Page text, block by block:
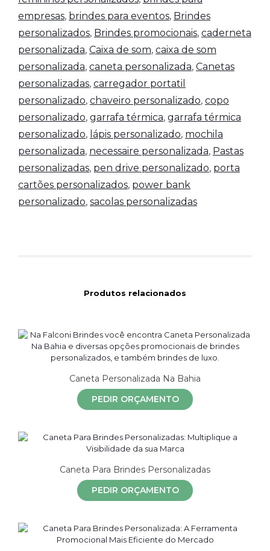
empresas, brindes para eventos, Brindes
personalizados, Brindes promocionais, caderneta
personalizada, Caixa de som, caixa de som
personalizada, caneta personalizada, Canetas
personalizadas, carregador portatil
personalizado, chaveiro personalizado, copo
personalizado, garrafa térmica, garrafa térmica
personalizado, lápis personalizado, mochila
personalizada, necessaire personalizada, Pastas
personalizadas, pen drive personalizado, porta
cartões personalizados, power bank
personalizado, sacolas personalizadas
Produtos relacionados
Caneta Personalizada Na Bahia
PEDIR ORÇAMENTO
Caneta Para Brindes Personalizadas
PEDIR ORÇAMENTO